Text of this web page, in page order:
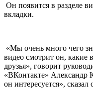
Он появится в разделе
вкладки.
«Мы очень много чего
видео смотрит он, какие
друзья», говорит
«ВКонтакте» Александр
он интересуется»,